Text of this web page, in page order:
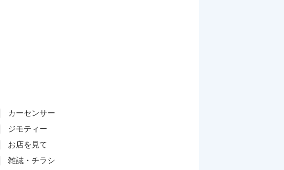
カーセンサー
ジモティー
お店を見て
雑誌・チラシ